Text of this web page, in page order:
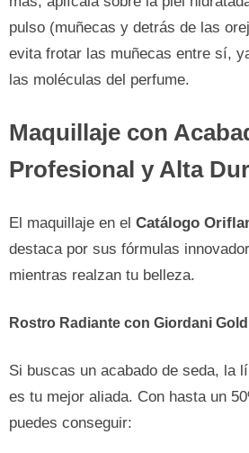
pulso (muñecas y detrás de las
evita frotar las muñecas entre sí,
las moléculas del perfume.
Maquillaje con
Profesional y Alta
El maquillaje en el Catálogo
destaca por sus fórmulas
mientras realzan tu belleza.
Rostro Radiante con Giordani Gold
Si buscas un acabado de seda, la
es tu mejor aliada. Con hasta un
puedes conseguir: